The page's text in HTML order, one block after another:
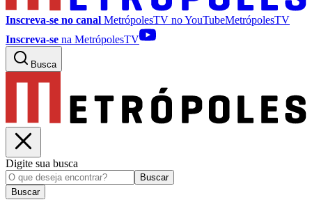
Inscreva-se no canal MetrópolesTV noYouTubeMetrópolesTV
Inscreva-se na MetrópolesTV
Busca
Digite sua busca
Buscar
Buscar